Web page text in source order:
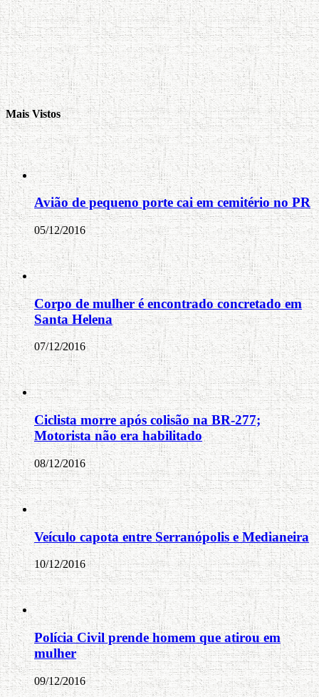
Mais Vistos
Avião de pequeno porte cai em cemitério no PR
05/12/2016
Corpo de mulher é encontrado concretado em
Santa Helena
07/12/2016
Ciclista morre após colisão na BR-277;
Motorista não era habilitado
08/12/2016
Veículo capota entre Serranópolis e Medianeira
10/12/2016
Polícia Civil prende homem que atirou em
mulher
09/12/2016